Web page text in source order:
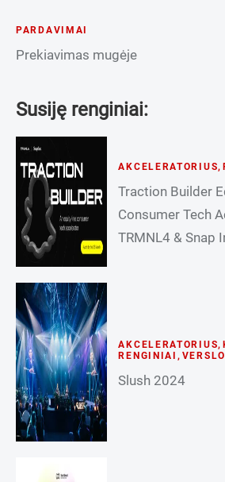
PARDAVIMAI
Prekiavimas mugėje
Susiję renginiai:
AKCELERATORIUS,
Traction Builder
Consumer Tech
TRMNL4 & Snap
AKCELERATORIUS,
RENGINIAI ,
Slush 2024